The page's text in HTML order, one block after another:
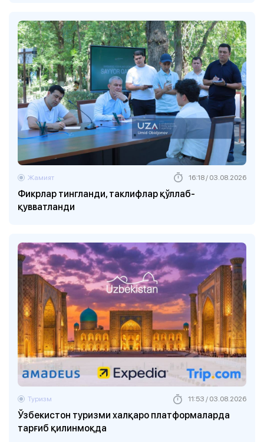
Фикрлар тингланди, таклифлар қўллаб-
қувватланди
Жамият 16:18 / 03.08.2026
Ўзбекистон туризми халқаро платформаларда
тарғиб қилинмоқда
Туризм 11:53 / 03.08.2026